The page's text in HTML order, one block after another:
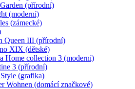
(přírodní)
(moderní)
(zámecké)
Queen III (přírodní)
XIX (dětské)
Home collection 3 (moderní)
3 (přírodní)
(grafika)
Wohnen (domácí značkové)